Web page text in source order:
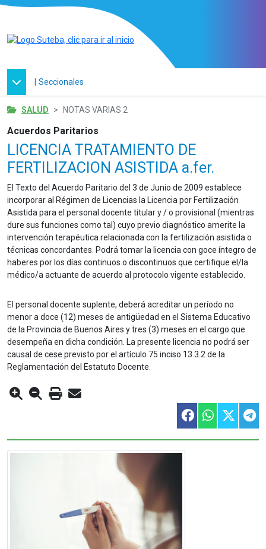
| Seccionales
SALUD NOTAS VARIAS 2
Acuerdos Paritarios
LICENCIA TRATAMIENTO DE
FERTILIZACION ASISTIDA a.fer.
El Texto del Acuerdo Paritario del 3 de Junio de 2009 establece
incorporar al Régimen de Licencias la Licencia por Fertilización
Asistida para el personal docente titular y / o provisional (mientras
dure sus funciones como tal) cuyo previo diagnóstico amerite la
intervención terapéutica relacionada con la fertilización asistida o
técnicas concordantes. Podrá tomar la licencia con goce íntegro de
haberes por los días continuos o discontinuos que certifique el/la
médico/a actuante de acuerdo al protocolo vigente establecido.
El personal docente suplente, deberá acreditar un período no
menor a doce (12) meses de antigüedad en el Sistema Educativo
de la Provincia de Buenos Aires y tres (3) meses en el cargo que
desempeña en dicha condición. La presente licencia no podrá ser
causal de cese previsto por el artículo 75 inciso 13.3.2 de la
Reglamentación del Estatuto Docente.